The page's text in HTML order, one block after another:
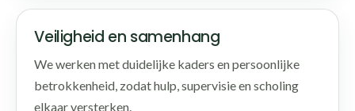
Veiligheid en samenhang
We werken met duidelijke kaders en persoonlijke
betrokkenheid, zodat hulp, supervisie en scholing
elkaar versterken.